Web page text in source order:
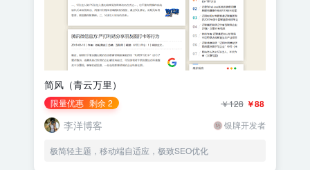
简风（青云万里）
限量优惠 剩余 2 ￥88
￥128
李洋博客 银牌开发者
极简轻主题，移动端自适应，极致SEO优化